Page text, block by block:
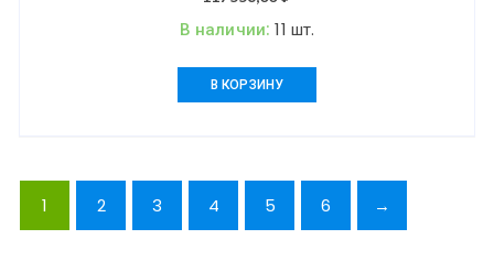
В наличии:11 шт.
В КОРЗИНУ
1 2 3 4 5 6 →